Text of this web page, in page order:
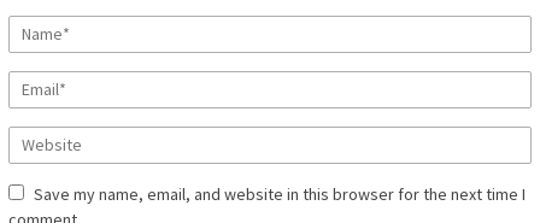
Save my name, email, and website in this browser for the next time I